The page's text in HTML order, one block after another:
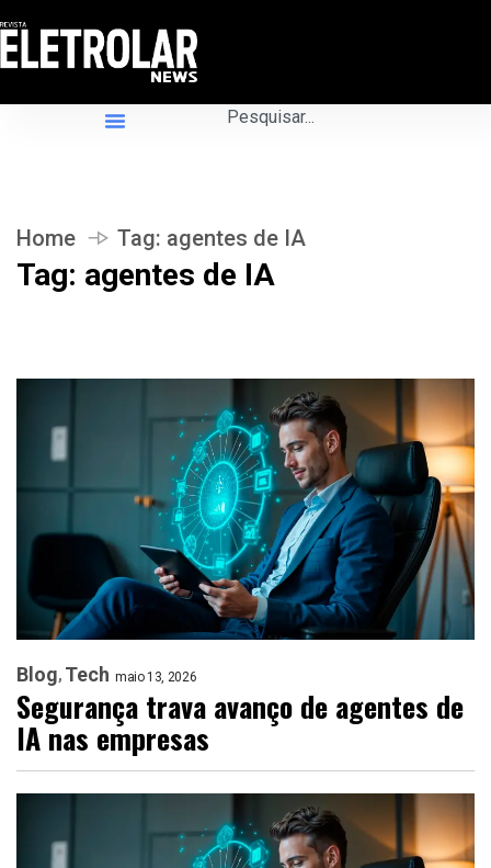
Home Tag: agentes de IA
Tag: agentes de IA
Blog Tech maio 13, 2026
Segurança trava avanço de agentes de
IA nas empresas